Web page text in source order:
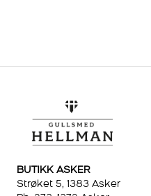
BUTIKK ASKER
Strøket 5, 1383 Asker